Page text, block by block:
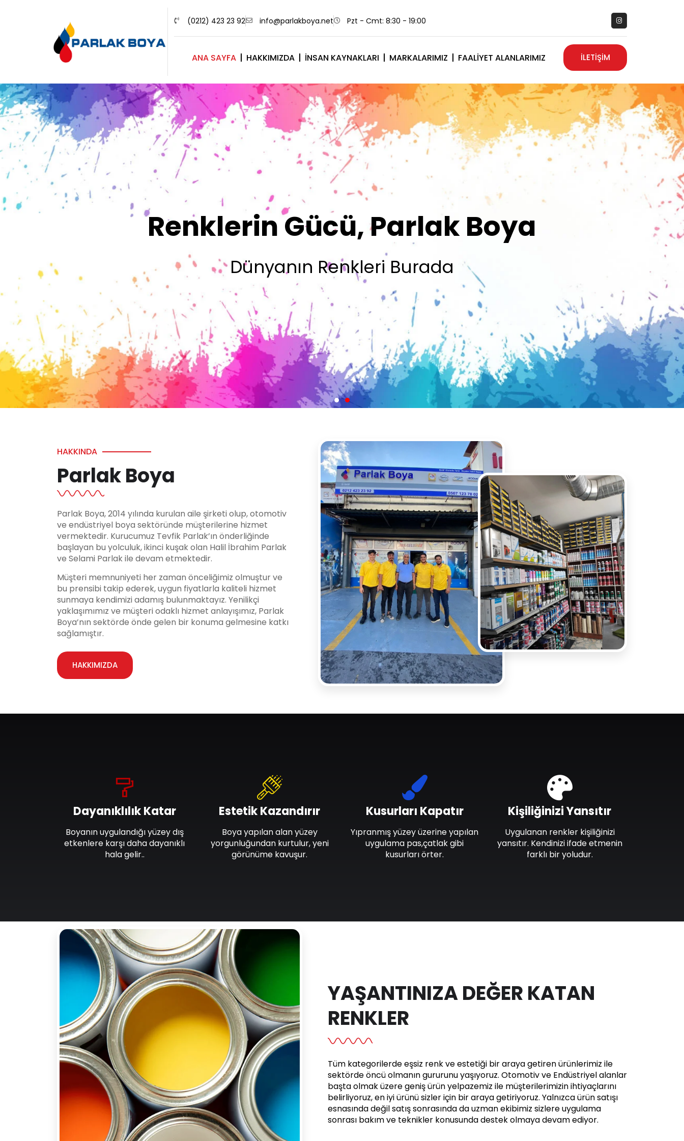
(0212) 423 23 92 info@parlakboya.net Pzt - Cmt: 8:30 - 19:00
ANA SAYFA HAKKIMIZDA İNSAN KAYNAKLARI MARKALARIMIZ FAALIYET ALANLARIMIZ İLETİŞİM
Renklerimiz Sizin İmzanız
Olsun
HAKKINDA
Parlak Boya
Parlak Boya, 2014 yılında kurulan aile şirketi olup, otomotiv
ve endüstriyel boya sektöründe müşterilerine hizmet
vermektedir. Kurucumuz Tevfik Parlak’ın önderliğinde
başlayan bu yolculuk, ikinci kuşak olan Halil İbrahim Parlak
ve Selami Parlak ile devam etmektedir.
Müşteri memnuniyeti her zaman önceliğimiz olmuştur ve
bu prensibi takip ederek, uygun fiyatlarla kaliteli hizmet
sunmaya kendimizi adamış bulunmaktayız. Yenilikçi
yaklaşımımız ve müşteri odaklı hizmet anlayışımız, Parlak
Boya’nın sektörde önde gelen bir konuma gelmesine katkı
sağlamıştır.
HAKKIMIZDA
Dayanıklılık Katar
Boyanın uygulandığı yüzey dış
etkenlere karşı daha dayanıklı
hala gelir..
Estetik Kazandırır
Boya yapılan alan yüzey
yorgunluğundan kurtulur, yeni
görünüme kavuşur.
Kusurları Kapatır
Yıpranmış yüzey üzerine yapılan
uygulama pas,çatlak gibi
kusurları örter.
Kişiliğinizi Yansıtır
Uygulanan renkler kişiliğinizi
yansıtır. Kendinizi ifade etmenin
farklı bir yoludur.
YAŞANTINIZA DEĞER KATAN
RENKLER
Tüm kategorilerde eşsiz renk ve estetiği bir araya getiren ürünlerimiz ile
sektörde öncü olmanın gururunu yaşıyoruz. Otomotiv ve Endüstriyel alanlar
başta olmak üzere geniş ürün yelpazemiz ile müşterilerimizin ihtiyaçlarını
belirliyoruz, en iyi ürünü sizler için bir araya getiriyoruz. Yalnızca ürün satışı
esnasında değil satış sonrasında da uzman ekibimiz sizlere uygulama
sonrası bakım ve teknikler konusunda destek olmaya devam ediyor.